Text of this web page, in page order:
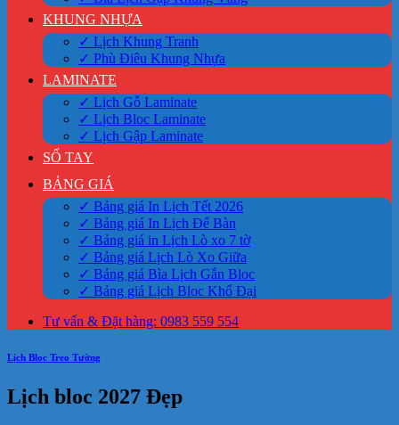
KHUNG NHỰA
✓ Lịch Khung Tranh
✓ Phù Điêu Khung Nhựa
LAMINATE
✓ Lịch Gỗ Laminate
✓ Lịch Bloc Laminate
✓ Lịch Gập Laminate
SỔ TAY
BẢNG GIÁ
✓ Bảng giá In Lịch Tết 2026
✓ Bảng giá In Lịch Để Bàn
✓ Bảng giá in Lịch Lò xo 7 tờ
✓ Bảng giá Lịch Lò Xo Giữa
✓ Bảng giá Bìa Lịch Gắn Bloc
✓ Bảng giá Lịch Bloc Khổ Đại
Tư vấn & Đặt hàng: 0983 559 554
Lịch Bloc Treo Tường
Lịch bloc 2027 Đẹp